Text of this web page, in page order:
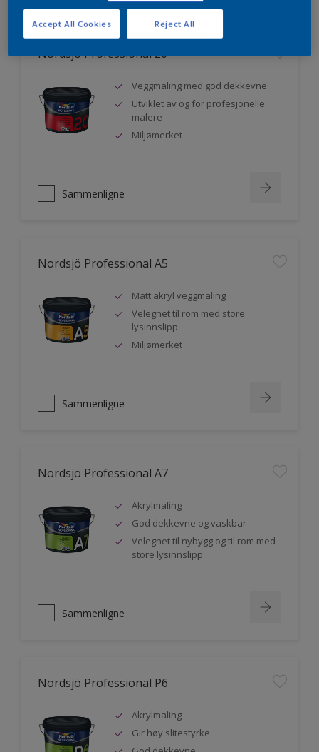
Nordsjö Professional 20
Veggmaling med god dekkevne
Utviklet av og for profesjonelle
malere
Miljømerket
Sammenligne
Nordsjö Professional A5
Matt akryl veggmaling
Velegnet til rom med store
lysinnslipp
Miljømerket
Sammenligne
Nordsjö Professional A7
Akrylmaling
God dekkevne og vaskbar
Velegnet til nybygg og til rom med
store lysinnslipp
Sammenligne
Nordsjö Professional P6
Akrylmaling
Gir høy slitestyrke
Reject All
Accept All Cookies